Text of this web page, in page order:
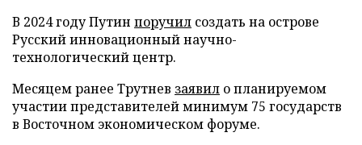
В 2024 году Путин поручил создать на острове
Русский инновационный научно-
технологический центр.
Месяцем ранее Трутнев заявил о планируемом
участии представителей минимум 75 государств
в Восточном экономическом форуме.